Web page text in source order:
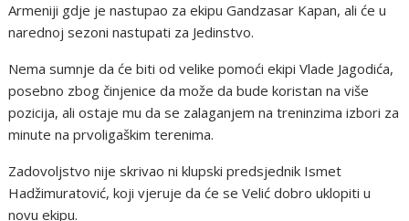
Armeniji gdje je nastupao za ekipu Gandzasar Kapan, ali će u
narednoj sezoni nastupati za Jedinstvo.
Nema sumnje da će biti od velike pomoći ekipi Vlade Jagodića,
posebno zbog činjenice da može da bude koristan na više
pozicija, ali ostaje mu da se zalaganjem na treninzima izbori za
minute na prvoligaškim terenima.
Zadovoljstvo nije skrivao ni klupski predsjednik Ismet
Hadžimuratović, koji vjeruje da će se Velić dobro uklopiti u
novu ekipu.